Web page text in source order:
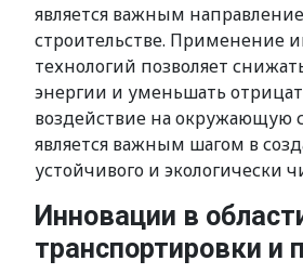
является важным
строительстве. Применение
технологий позволяет
энергии и уменьшать
воздействие на окружающую
является важным шагом в
устойчивого и экологически
Инновации в
транспортировки и